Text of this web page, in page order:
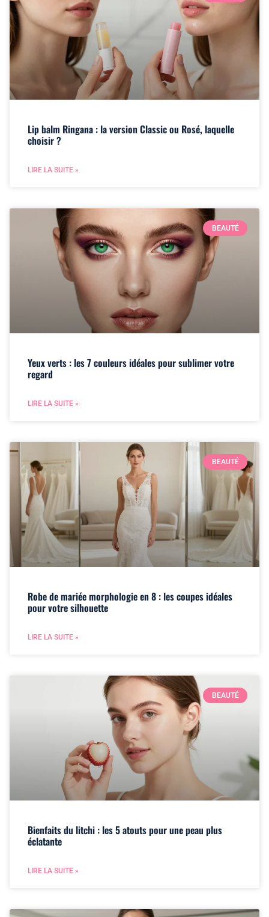
Lip balm Ringana : la version Classic ou Rosé, laquelle
choisir ?
LIRE LA SUITE »
BEAUTÉ
Yeux verts : les 7 couleurs idéales pour sublimer votre
regard
LIRE LA SUITE »
BEAUTÉ
Robe de mariée morphologie en 8 : les coupes idéales
pour votre silhouette
LIRE LA SUITE »
BEAUTÉ
Bienfaits du litchi : les 5 atouts pour une peau plus
éclatante
LIRE LA SUITE »